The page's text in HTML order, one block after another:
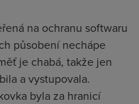
na ochranu softwaru
působení nechápe
je chabá, takže jen
a vystupovala.
byla za hranicí